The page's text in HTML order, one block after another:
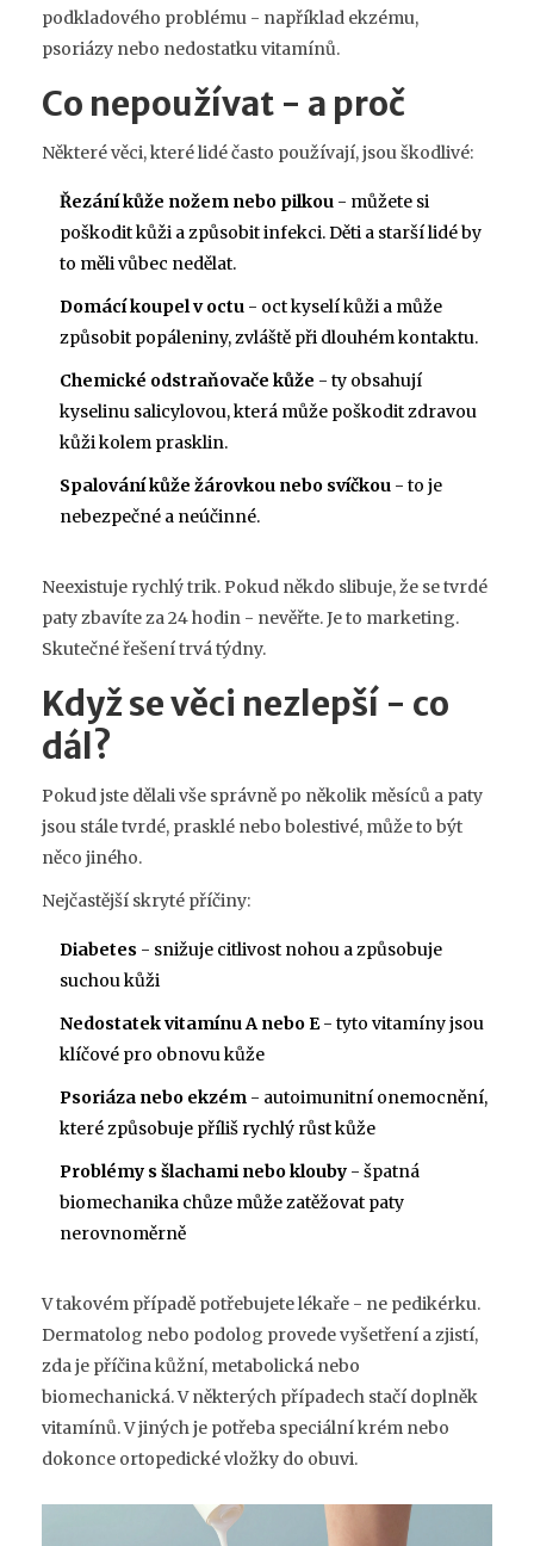
podkladového problému - například ekzému,
psoriázy nebo nedostatku vitamínů.
Co nepoužívat - a proč
Některé věci, které lidé často používají, jsou škodlivé:
Řezání kůže nožem nebo pilkou - můžete si
poškodit kůži a způsobit infekci. Děti a starší lidé by
to měli vůbec nedělat.
Domácí koupel v octu - oct kyselí kůži a může
způsobit popáleniny, zvláště při dlouhém kontaktu.
Chemické odstraňovače kůže - ty obsahují
kyselinu salicylovou, která může poškodit zdravou
kůži kolem prasklin.
Spalování kůže žárovkou nebo svíčkou - to je
nebezpečné a neúčinné.
Neexistuje rychlý trik. Pokud někdo slibuje, že se tvrdé
paty zbavíte za 24 hodin - nevěřte. Je to marketing.
Skutečné řešení trvá týdny.
Když se věci nezlepší - co
dál?
Pokud jste dělali vše správně po několik měsíců a paty
jsou stále tvrdé, prasklé nebo bolestivé, může to být
něco jiného.
Nejčastější skryté příčiny:
Diabetes - snižuje citlivost nohou a způsobuje
suchou kůži
Nedostatek vitamínu A nebo E- tyto vitamíny jsou
klíčové pro obnovu kůže
Psoriáza nebo ekzém - autoimunitní onemocnění,
které způsobuje příliš rychlý růst kůže
Problémy s šlachami nebo klouby - špatná
biomechanika chůze může zatěžovat paty
nerovnoměrně
V takovém případě potřebujete lékaře - ne pedikérku.
Dermatolog nebo podolog provede vyšetření a zjistí,
zda je příčina kůžní, metabolická nebo
biomechanická. V některých případech stačí doplněk
vitamínů. V jiných je potřeba speciální krém nebo
dokonce ortopedické vložky do obuvi.